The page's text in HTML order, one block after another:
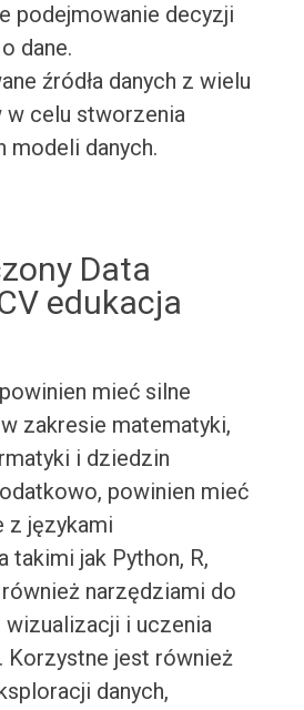
podejmowanie decyzji
dane.
źródła danych z wielu
w celu stworzenia
modeli danych.
Data
edukacja
mieć silne
zakresie matematyki,
i dziedzin
powinien mieć
z językami
takimi jak Python, R,
również narzędziami do
wizualizacji i uczenia
Korzystne jest również
danych,